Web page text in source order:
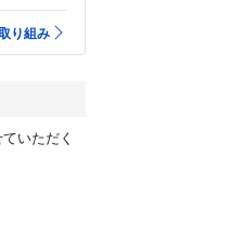
り組み
いただく